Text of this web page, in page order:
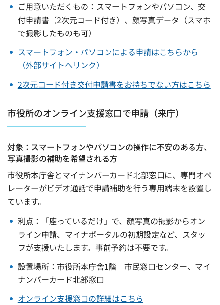
ご用意いただくもの：スマートフォンやパソコン、交
付申請書（2次元コード付き）、顔写真データ（スマホ
で撮影したものも可）
スマートフォン・パソコンによる申請はこちらから
（外部サイトへリンク）
2次元コード付き交付申請書をお持ちでない方はこちら
市役所のオンライン支援窓口で申請（来庁）
対象：スマートフォンやパソコンの操作に不安のある方、
写真撮影の補助を希望される方
市役所本庁舎とマイナンバーカード北部窓口に、専門オペ
レーターがビデオ通話で申請補助を行う専用端末を設置し
ています。
利点：「座っているだけ」で、顔写真の撮影からオン
ライン申請、マイナポータルの初期設定など、スタッ
フが支援いたします。事前予約は不要です。
設置場所：市役所本庁舎1階 市民窓口センター、マイ
ナンバーカード北部窓口
オンライン支援窓口の詳細はこちら